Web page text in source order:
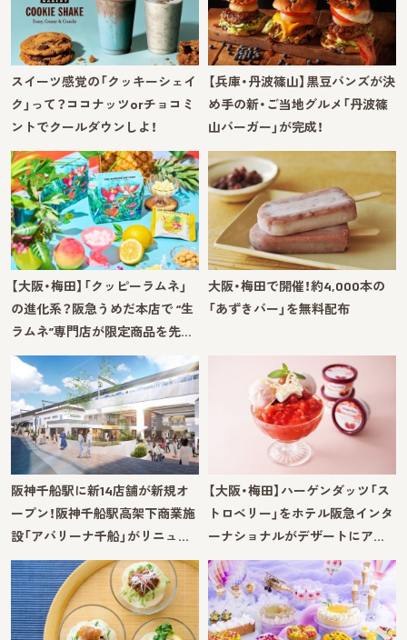
スイーツ感覚の「クッキーシェイ
ク」って？ココナッツorチョコミ
ントでクールダウンしよ！
【兵庫・丹波篠山】黒豆バンズが決
め手の新・ご当地グルメ「丹波篠
山バーガー」が完成！
【大阪・梅田】「クッピーラムネ」
の進化系？阪急うめだ本店で “生
ラムネ”専門店が限定商品を先…
大阪・梅田で開催！約4,000本の
「あずきバー」を無料配布
阪神千船駅に新14店舗が新規オ
ープン！阪神千船駅高架下商業施
設「アバリーナ千船」がリニュ…
【大阪・梅田】ハーゲンダッツ「ス
トロベリー」をホテル阪急インタ
ーナショナルがデザートにア…